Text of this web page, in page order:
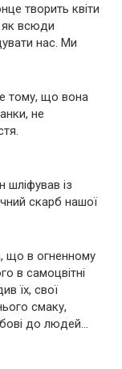
творить квіти
як всюди
нас. Ми
тому, що вона
не
шліфував із
скарб нашої
що в огненному
в самоцвітні
їх, свої
смаку,
до людей…